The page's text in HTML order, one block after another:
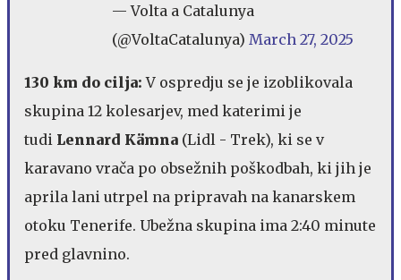
— Volta a Catalunya
(@VoltaCatalunya) March 27, 2025
130 km do cilja:V ospredju se je izoblikovala
skupina 12 kolesarjev, med katerimi je
tudi Lennard Kämna (Lidl - Trek), ki se v
karavano vrača po obsežnih poškodbah, ki jih je
aprila lani utrpel na pripravah na kanarskem
otoku Tenerife. Ubežna skupina ima 2:40 minute
pred glavnino.